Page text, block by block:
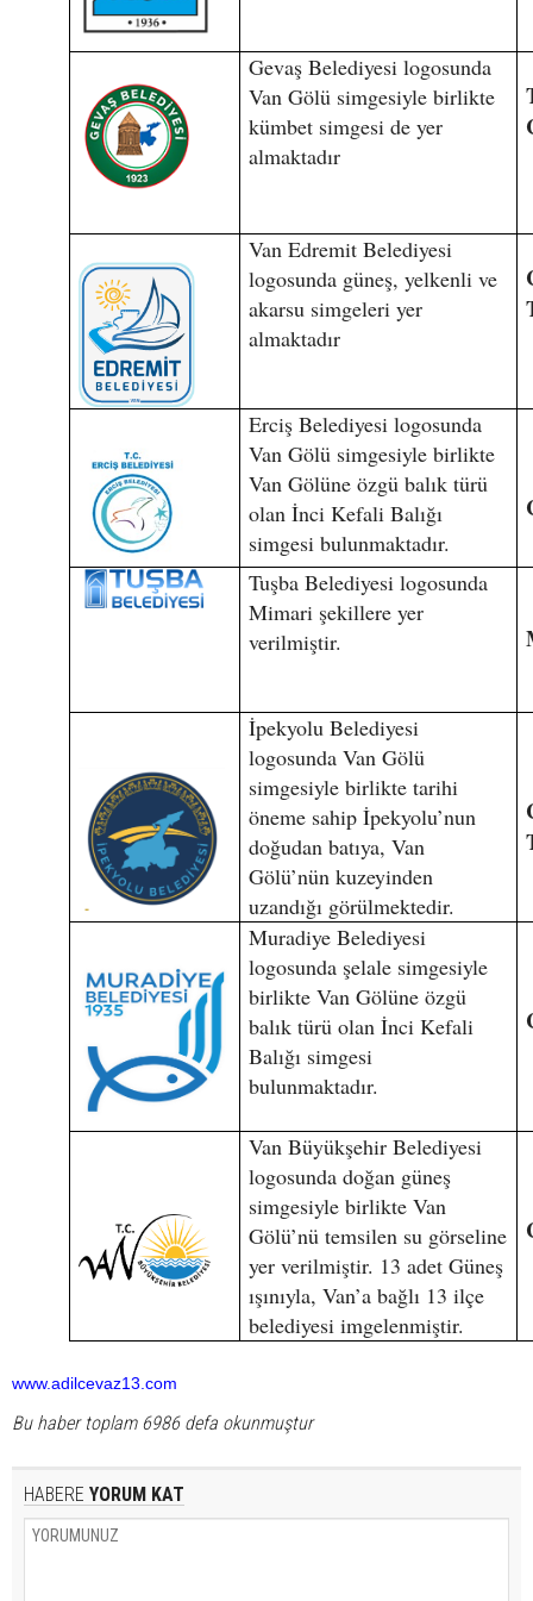
Gevaş Belediyesi logosunda
Van Gölü simgesiyle birlikte
kümbet simgesi de yer
almaktadır
Van Edremit Belediyesi
logosunda güneş, yelkenli ve
akarsu simgeleri yer
almaktadır
Erciş Belediyesi logosunda
Van Gölü simgesiyle birlikte
Van Gölüne özgü balık türü
olan İnci Kefali Balığı
simgesi bulunmaktadır.
Tuşba Belediyesi logosunda
Mimari şekillere yer
verilmiştir.
İpekyolu Belediyesi
logosunda Van Gölü
simgesiyle birlikte tarihi
öneme sahip İpekyolu’nun
doğudan batıya, Van
Gölü’nün kuzeyinden
uzandığı görülmektedir.
Muradiye Belediyesi
logosunda şelale simgesiyle
birlikte Van Gölüne özgü
balık türü olan İnci Kefali
Balığı simgesi
bulunmaktadır.
Van Büyükşehir Belediyesi
logosunda doğan güneş
simgesiyle birlikte Van
Gölü’nü temsilen su görseline
yer verilmiştir. 13 adet Güneş
ışınıyla, Van’a bağlı 13 ilçe
belediyesi imgelenmiştir.
www.adilcevaz13.com
Bu haber toplam 6986 defa okunmuştur
HABERE YORUM KAT